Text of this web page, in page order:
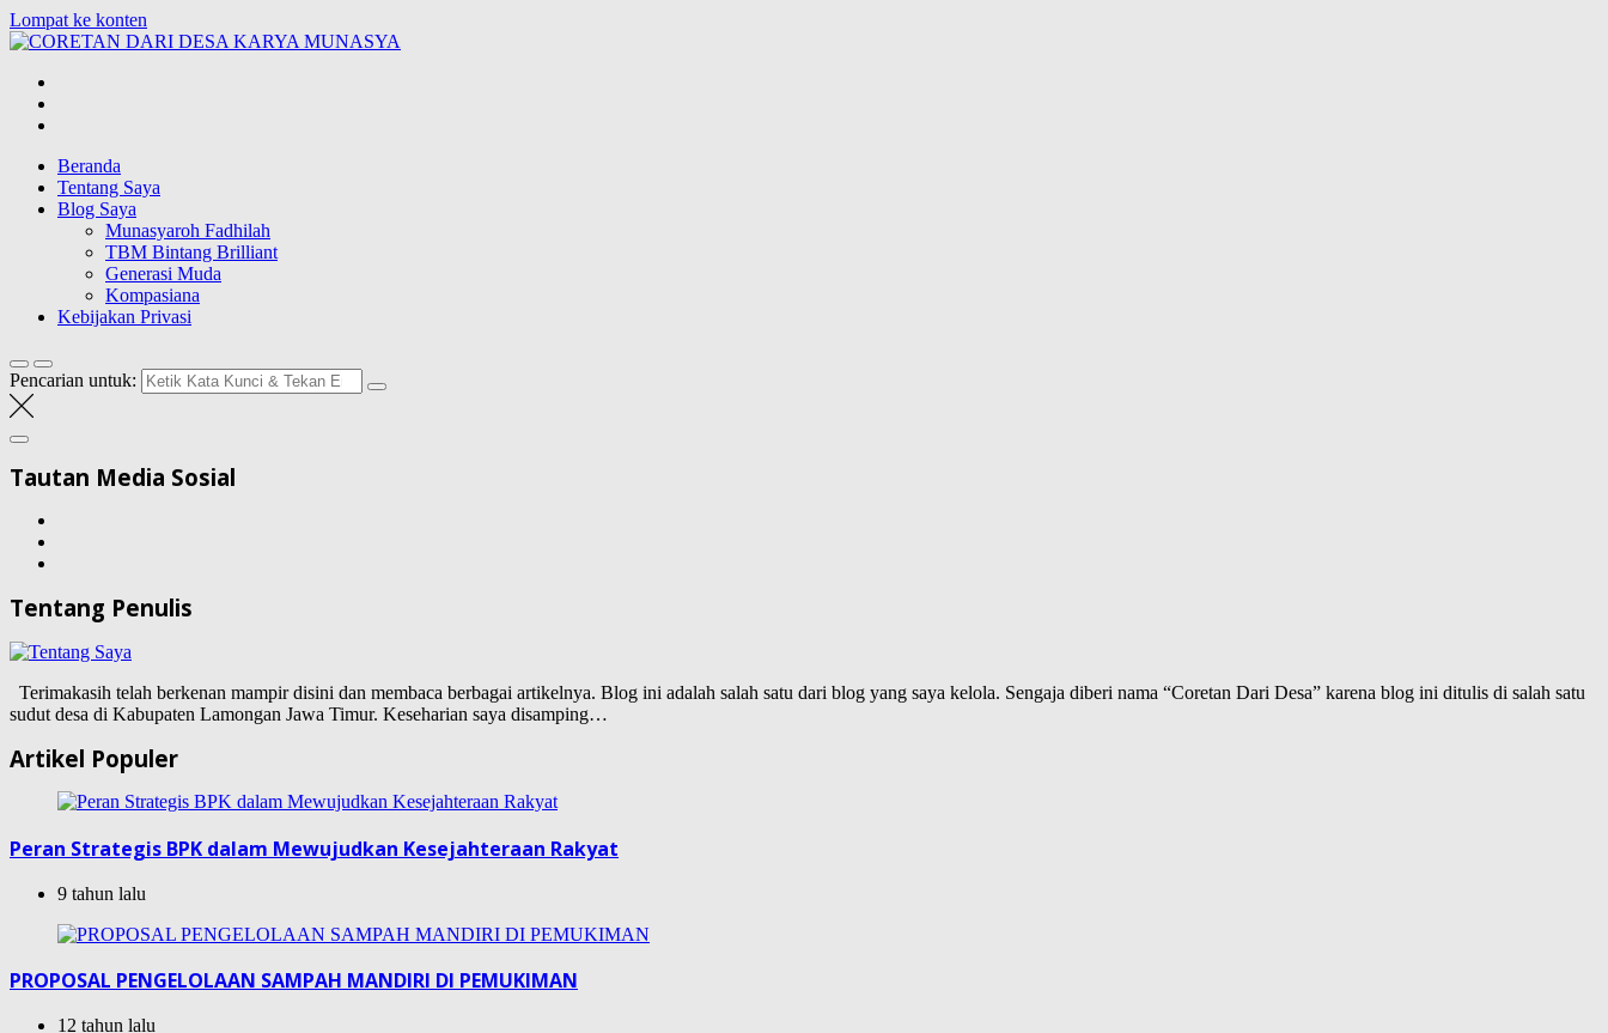
Lompat ke konten
Blog Wong Ndeso yang ingin berbagi berbagai hal di sekitarnya
Beranda
Tentang Saya
Blog Saya
Munasyaroh Fadhilah
TBM Bintang Brilliant
Generasi Muda
Kompasiana
Kebijakan Privasi
Pencarian untuk:
Tautan Media Sosial
Tentang Penulis
Terimakasih telah berkenan mampir disini dan membaca berbagai artikelnya. Blog ini adalah salah satu dari blog yang saya kelola. Sengaja diberi nama “Coretan Dari Desa” karena blog ini ditulis di salah satu
sudut desa di Kabupaten Lamongan Jawa Timur. Keseharian saya disamping…
Artikel Populer
Peran Strategis BPK dalam Mewujudkan Kesejahteraan Rakyat
9 tahun lalu
PROPOSAL PENGELOLAAN SAMPAH MANDIRI DI PEMUKIMAN
12 tahun lalu